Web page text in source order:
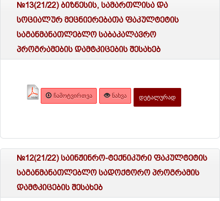
№13(21/22) ბიზნესის, სამართლისა და
სოციალურ მეცნიერებათა ფაკულტეტის
საგანმანათლებლო საბაკალავრო
პროგრამების დამტკიცების შესახებ
ᲩᲐᲛᲝᲢᲕᲘᲠᲗᲕᲐ ᲜᲐᲮᲕᲐ ᲓᲔᲢᲐᲚᲣᲠᲐᲓ
№12(21/22) საინჟინრო-ტექნიკური ფაკულტეტის
საგანმანათლებლო სადოქტორო პროგრამის
დამტკიცების შესახებ